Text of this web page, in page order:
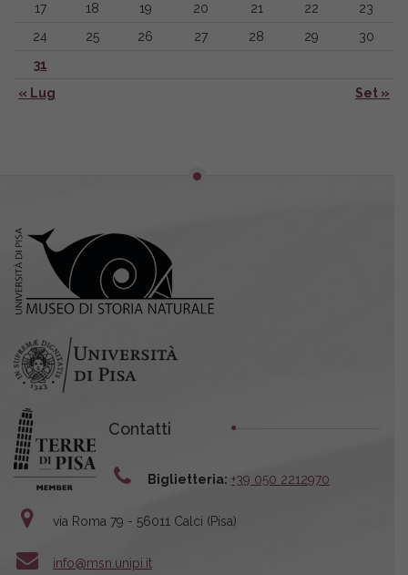
« Lug Set »
17
18 19 20 21 22
23
24
25 26 27 28 29
30
31
Contatti
Biglietteria: +39 050 2212970
via Roma 79 - 56011 Calci (Pisa)
info@msn.unipi.it